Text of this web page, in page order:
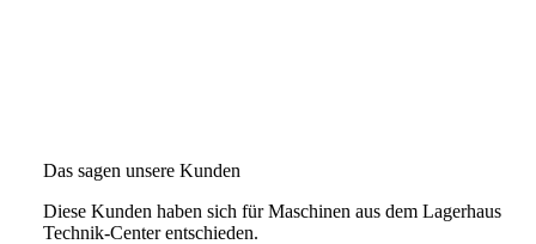
Das sagen unsere Kunden
Diese Kunden haben sich für Maschinen aus dem Lagerhaus
Technik-Center entschieden.